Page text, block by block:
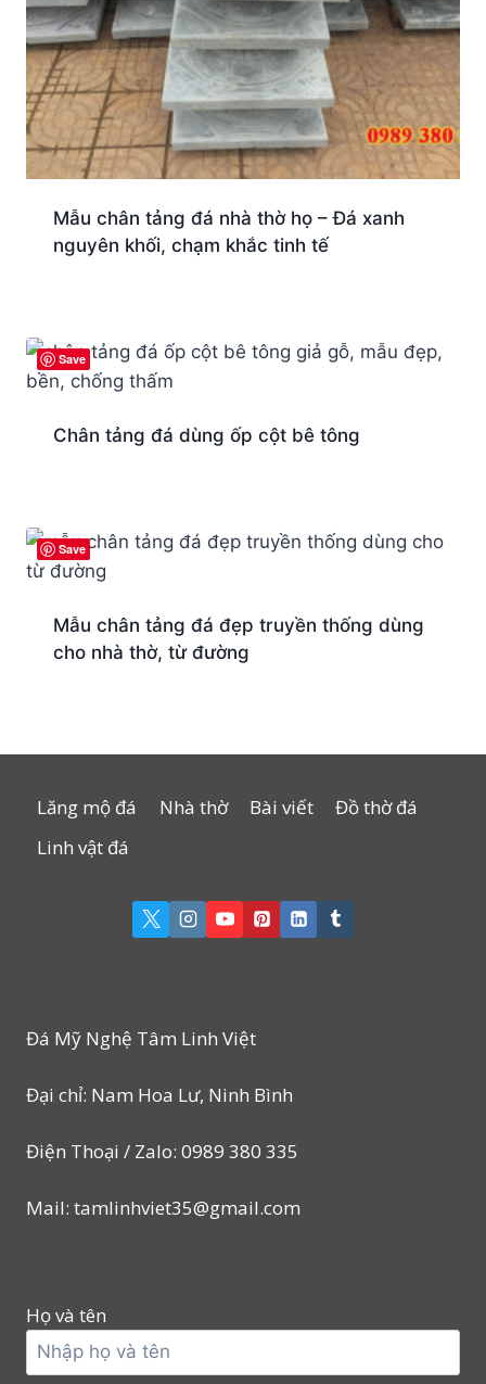
Mẫu chân tảng đá nhà thờ họ – Đá xanh
nguyên khối, chạm khắc tinh tế
Save
Chân tảng đá dùng ốp cột bê tông
Save
Mẫu chân tảng đá đẹp truyền thống dùng
cho nhà thờ, từ đường
Lăng mộ đá Nhà thờ Bài viết
Đồ thờ đá
Linh vật đá
Đá Mỹ Nghệ Tâm Linh Việt
Đại chỉ: Nam Hoa Lư, Ninh Bình
Điện Thoại / Zalo: 0989 380 335
Mail: tamlinhviet35@gmail.com
Họ và tên